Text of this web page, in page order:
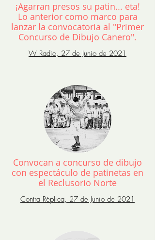
¡Agarran presos su patin... eta!
Lo anterior como marco para
lanzar la convocatoria al "Primer
Concurso de Dibujo Canero".
W Radio, 27 de Junio de 2021
Convocan a concurso de dibujo
con espectáculo de patinetas en
el Reclusorio Norte
Contra Réplica, 27 de Junio de 2021